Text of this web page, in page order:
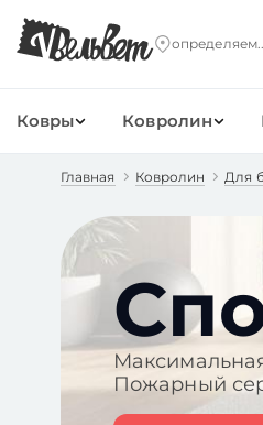
Ковры Ковролин
Главная Ковролин Для
Пожарный